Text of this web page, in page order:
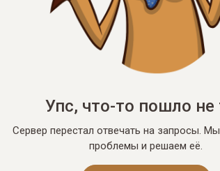
Упс, что-то пошло не
Сервер перестал отвечать на запросы.
проблемы и решаем её.